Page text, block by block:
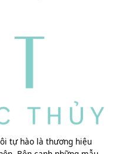
tự hào là thương hiệu